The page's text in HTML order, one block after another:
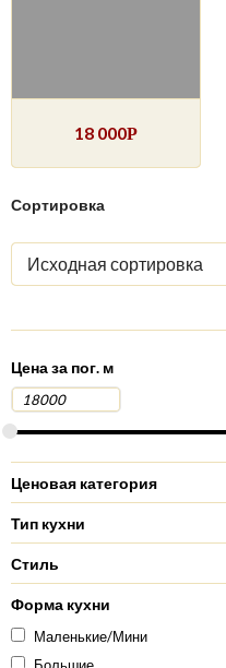
18 000Р
Сортировка
Исходная сортировка
Цена за пог. м
Ценовая категория
Тип кухни
Стиль
Форма кухни
Маленькие/Мини